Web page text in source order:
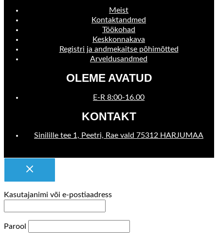
Meist
Kontaktandmed
Töökohad
Keskkonnakava
Registri ja andmekaitse põhimõtted
Arveldusandmed
OLEME AVATUD
E-R 8:00-16.00
KONTAKT
Sinilille tee 1, Peetri, Rae vald 75312 HARJUMAA
Kasutajanimi või e-postiaadress
Parool